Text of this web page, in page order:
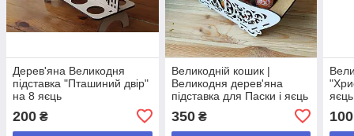
Дерев'яна Великодня
підставка "Пташиний двір"
на 8 яєць
200 ₴
Великодній кошик |
Великодня дерев'яна
підставка для Паски і яєць
350₴
яєць
100